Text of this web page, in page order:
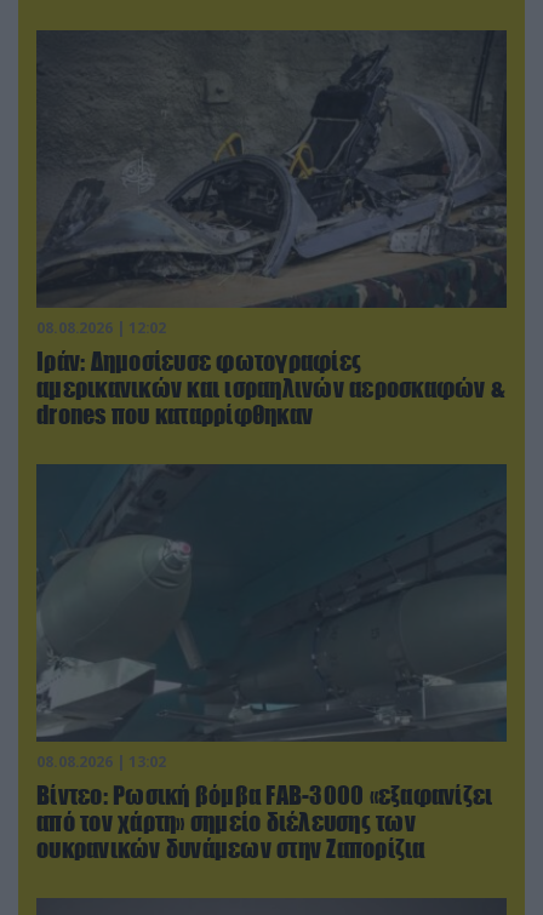
08.08.2026 | 12:02
Ιράν: Δημοσίευσε φωτογραφίες
αμερικανικών και ισραηλινών αεροσκαφών &
drones που καταρρίφθηκαν
08.08.2026 | 13:02
Βίντεο: Ρωσική βόμβα FAB-3000 «εξαφανίζει
από τον χάρτη» σημείο διέλευσης των
ουκρανικών δυνάμεων στην Ζαπορίζια